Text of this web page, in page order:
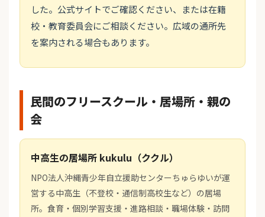
した。公式サイトでご確認ください、または在籍
校・教育委員会にご相談ください。広域の通所先
を案内される場合もあります。
民間のフリースクール・居場所・親の
会
中高生の居場所 kukulu（ククル）
NPO法人沖縄青少年自立援助センターちゅらゆいが運
営する中高生（不登校・通信制高校生など）の居場
所。食育・個別学習支援・進路相談・職場体験・訪問